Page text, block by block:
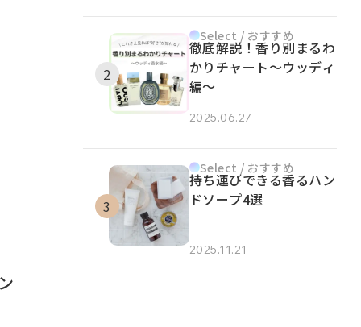
Select / おすすめ
徹底解説！香り別まるわ
かりチャート～ウッディ
編～
2025.06.27
Select / おすすめ
持ち運びできる香るハン
ドソープ4選
2025.11.21